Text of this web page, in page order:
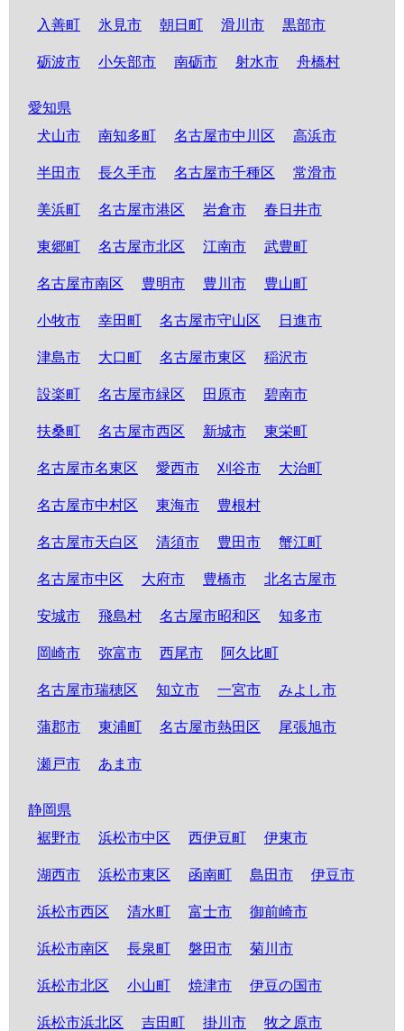
入善町 氷見市 朝日町 滑川市 黒部市
砺波市 小矢部市 南砺市 射水市 舟橋村
愛知県
犬山市
南知多町 名古屋市中川区 高浜市
半田市 長久手市 名古屋市千種区 常滑市
美浜町 名古屋市港区 岩倉市 春日井市
東郷町 名古屋市北区 江南市 武豊町
名古屋市南区 豊明市 豊川市 豊山町
小牧市 幸田町 名古屋市守山区 日進市
津島市 大口町 名古屋市東区 稲沢市
設楽町 名古屋市緑区 田原市 碧南市
扶桑町 名古屋市西区 新城市 東栄町
名古屋市名東区 愛西市 刈谷市 大治町
名古屋市中村区 東海市 豊根村
名古屋市天白区 清須市 豊田市 蟹江町
名古屋市中区 大府市 豊橋市 北名古屋市
安城市 飛島村 名古屋市昭和区 知多市
岡崎市 弥富市 西尾市 阿久比町
名古屋市瑞穂区 知立市 一宮市 みよし市
蒲郡市 東浦町 名古屋市熱田区 尾張旭市
瀬戸市 あま市
静岡県
裾野市
浜松市中区 西伊豆町 伊東市
湖西市 浜松市東区 函南町 島田市 伊豆市
浜松市西区 清水町 富士市 御前崎市
浜松市南区 長泉町 磐田市 菊川市
浜松市北区 小山町 焼津市 伊豆の国市
浜松市浜北区 吉田町 掛川市 牧之原市